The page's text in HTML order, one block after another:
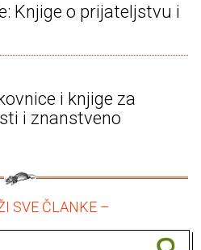
Knjige o prijateljstvu i
i knjige za
i znanstveno
SVE ČLANKE –